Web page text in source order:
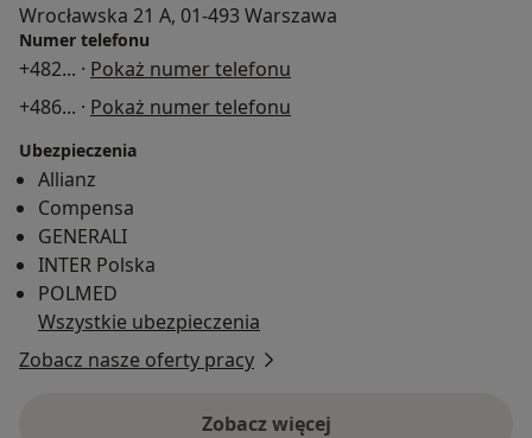
Wrocławska 21 A, 01-493 Warszawa
Numer telefonu
+482... · Pokaż numer telefonu
+486... · Pokaż numer telefonu
Ubezpieczenia
Allianz
Compensa
GENERALI
INTER Polska
POLMED
Wszystkie ubezpieczenia
Zobacz nasze oferty pracy
Zobacz więcej